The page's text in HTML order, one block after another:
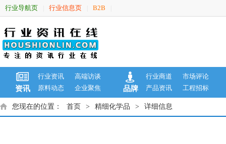
行业导航页 行业信息页 B2B
资讯
行业资讯
高端访谈
原料动态
企业聚焦 品牌
行业商道
市场评论
产品资讯
工程招标
您现在的位置： 首页 > 精细化学品 > 详细信息